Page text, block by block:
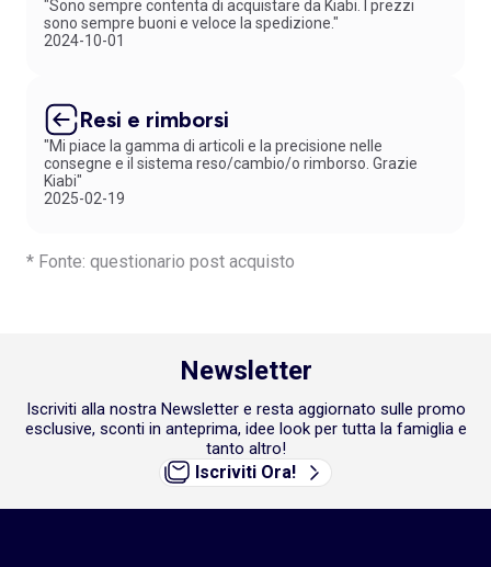
"Sono sempre contenta di acquistare da Kiabi. I prezzi
sono sempre buoni e veloce la spedizione."
2024-10-01
Resi e rimborsi
"Mi piace la gamma di articoli e la precisione nelle
consegne e il sistema reso/cambio/o rimborso. Grazie
Kiabi"
2025-02-19
* Fonte: questionario post acquisto
Newsletter
Iscriviti alla nostra Newsletter e resta aggiornato sulle promo
esclusive, sconti in anteprima, idee look per tutta la famiglia e
tanto altro!
Iscriviti Ora!